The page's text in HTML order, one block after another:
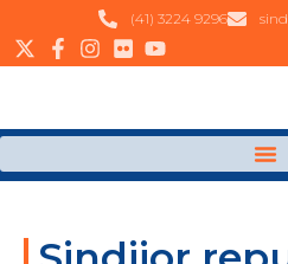
(41) 3224 9296